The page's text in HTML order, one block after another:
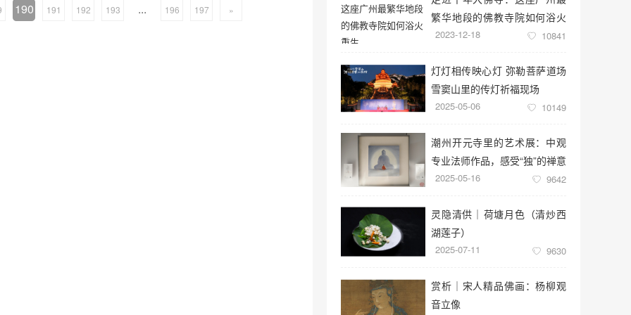
190 191 192 193 ... 196 197 »
繁华地段的佛教寺院如何浴火
重生
2023-12-18 10841
灯灯相传映心灯 弥勒菩萨道场
雪窦山里的传灯祈福现场
2025-05-06 10149
潮州开元寺里的艺术展：中观
专业法师作品，感受“独”的禅意
世界
2025-05-16 9642
灵隐清供｜​荷塘月色（清炒西
湖莲子）
2025-07-11 9630
赏析｜宋人精品佛画：杨柳观
音立像